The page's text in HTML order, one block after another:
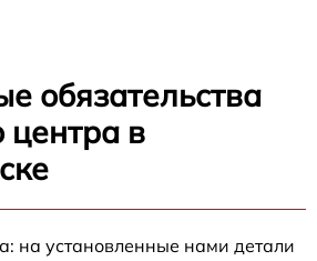
обязательства
центра в
на установленные нами детали